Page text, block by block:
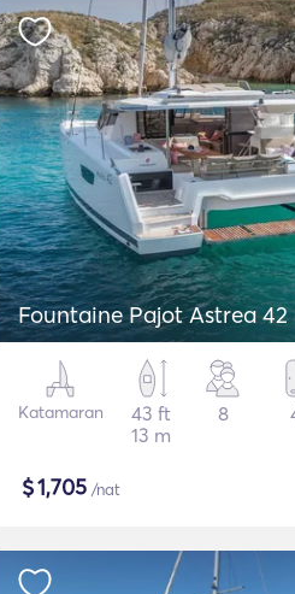
Fountaine Pajot Astrea 42
Katamaran
43 ft
13 m
8
$1,705 /nat